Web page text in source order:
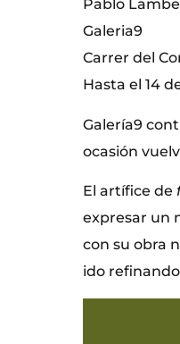
Pablo
Galeria9
Carrer del
Hasta el 14
Galería9
ocasión
El artífice de
expresar un
con su obra
ido